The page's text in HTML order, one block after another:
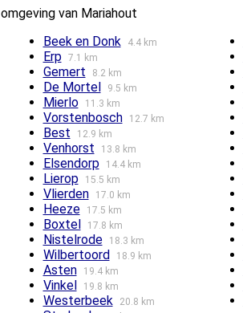
van Mariahout
Beek en Donk 4.4 km
Erp 7.1 km
Gemert 8.2 km
De Mortel 9.5 km
Mierlo 11.3 km
Vorstenbosch 12.7 km
Best 12.9 km
Venhorst 13.8 km
Elsendorp 14.4 km
Lierop 15.5 km
Vlierden 17.0 km
Heeze 17.5 km
Boxtel 17.8 km
Nistelrode 18.3 km
Wilbertoord 18.9 km
Asten 19.4 km
Vinkel 19.8 km
Westerbeek 20.8 km